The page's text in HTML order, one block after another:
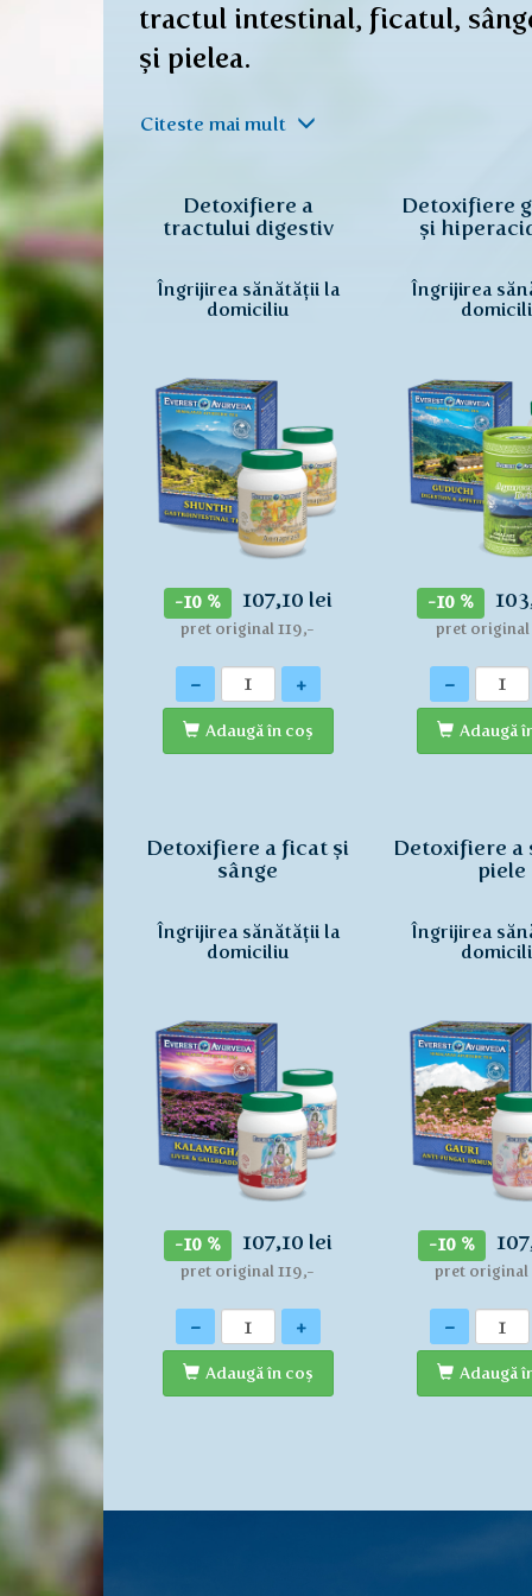
tractul intestinal, ficatul,
și pielea.
Citeste mai mult
Detoxifiere a
tractului digestiv
Îngrijirea sănătății la
domiciliu
-10 % 107,10 lei
pret original 119,-
Cantitate
- +
Adaugă în coş
Detoxifiere
și
Îngrijirea
-10 %
pret original
Cantitate
-
Adaugă
Detoxifiere a ficat și
sânge
Îngrijirea sănătății la
domiciliu
-10 % 107,10 lei
pret original 119,-
Cantitate
- +
Adaugă în coş
Detoxifiere a
piele
Îngrijirea
-10 %
pret original
Cantitate
-
Adaugă